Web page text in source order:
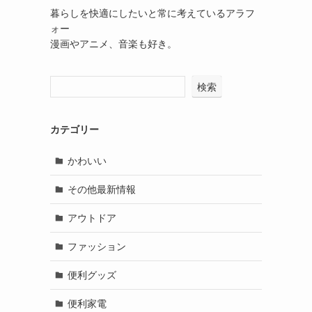
暮らしを快適にしたいと常に考えているアラフ
ォー
漫画やアニメ、音楽も好き。
検索
カテゴリー
かわいい
その他最新情報
アウトドア
ファッション
便利グッズ
便利家電